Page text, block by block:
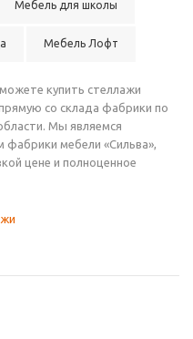
Мебель для школы
Мебель Лофт
купить стеллажи
со склада фабрики по
Мы являемся
мебели «Сильва»,
цене и полноценное